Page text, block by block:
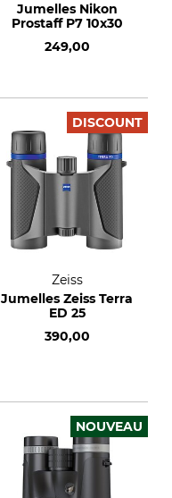
Jumelles Nikon
Prostaff P7 10x30
249,00
DISCOUNT
Zeiss
Jumelles Zeiss Terra
ED 25
390,00
NOUVEAU